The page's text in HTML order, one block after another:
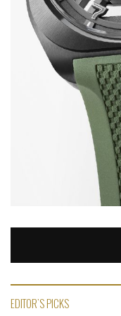
EDITOR'S PICKS